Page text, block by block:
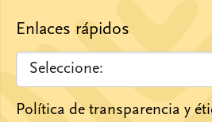
Enlaces rápidos
Política de transparencia y